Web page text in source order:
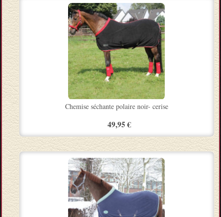
Chemise séchante polaire noir- cerise
49,95 €